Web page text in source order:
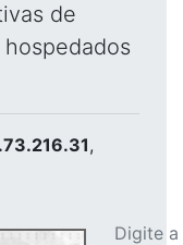
de
,
Digite